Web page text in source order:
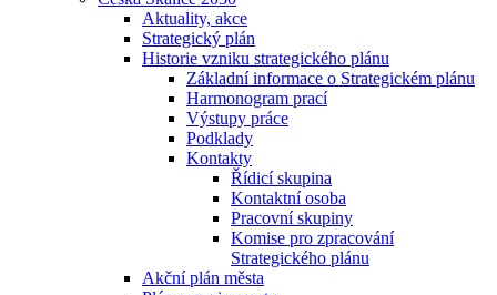
Aktuality, akce
Strategický plán
Historie vzniku strategického plánu
Základní informace o Strategickém plánu
Harmonogram prací
Výstupy práce
Podklady
Kontakty
Řídicí skupina
Kontaktní osoba
Pracovní skupiny
Komise pro zpracování
Strategického plánu
Akční plán města